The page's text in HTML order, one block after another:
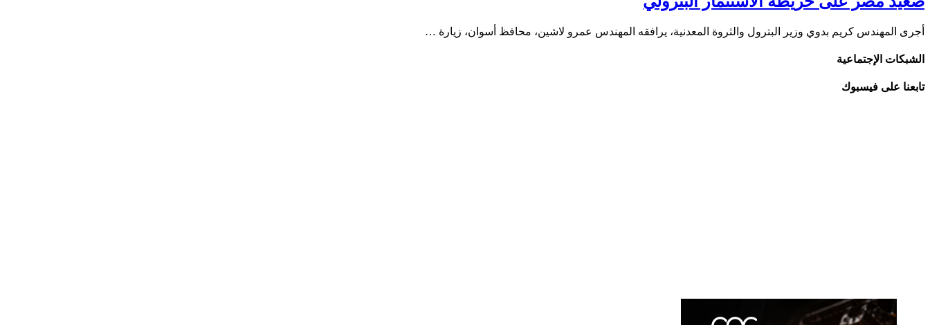
أجرى المهندس كريم بدوي وزير البترول والثروة المعدنية، يرافقه المهندس عمرو لاشين، محافظ أسوان، زيارة …
الشبكات الإجتماعية
تابعنا على فيسبوك